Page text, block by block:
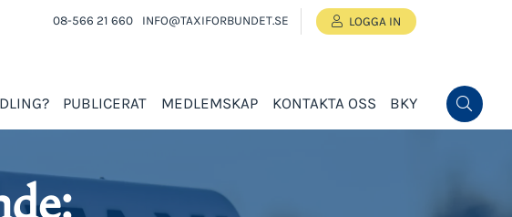
08-566 21 660 INFO@TAXIFORBUNDET.SE LOGGA IN
PUBLICERAT MEDLEMSKAP KONTAKTA OSS BKY